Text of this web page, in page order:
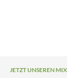
JETZT UNSEREN